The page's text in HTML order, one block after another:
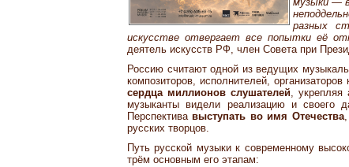
разных
искусстве отвергает все попытки её
деятель искусств РФ, член Совета при
Россию считают одной из ведущих
композиторов, исполнителей,
сердца миллионов слушателей, укрепляя
музыканты видели реализацию и своего
Перспективавыступать во имя Отечества,
русских творцов.
Путь русской музыки к современному
трём основным его этапам: